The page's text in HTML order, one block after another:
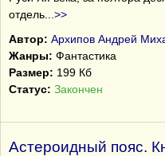
отдель
>>
Автор: Архипов Андрей
Жанры: Фантастика
Размер: 199 Кб
Статус: Закончен
Астероидный пояс.